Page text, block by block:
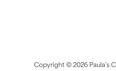
Copyright ©2026 Paula's